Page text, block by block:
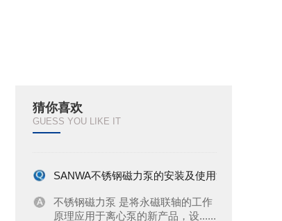
猜你喜欢
GUESS YOU LIKE IT
在高强度的工业生产中， 耐酸碱自
吸泵 电机承受了着巨大的负荷......
SANWA不锈钢磁力泵的安装及使用注意事项
不锈钢磁力泵 是将永磁联轴的工作
原理应用于离心泵的新产品，设......